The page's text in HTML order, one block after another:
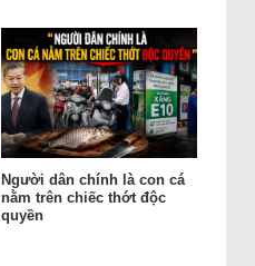
Người dân chính là con cá
nằm trên chiếc thớt độc
quyền